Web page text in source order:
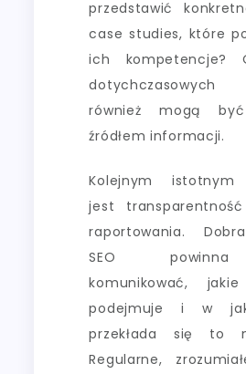
przedstawić
case studies, które
ich kompetencje?
również mogą
źródłem informacji.
Kolejnym istotnym
jest
raportowania.
SEO
komunikować, jakie
podejmuje i w
przekłada się to
Regularne,